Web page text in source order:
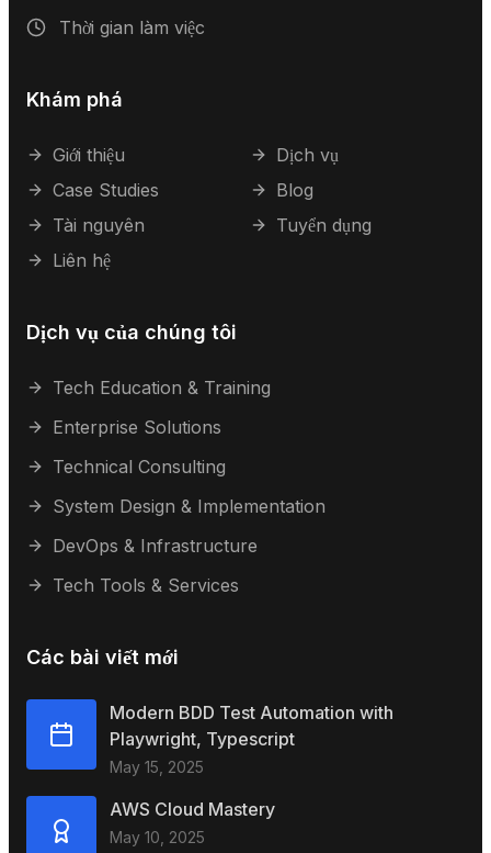
Thời gian làm việc
Khám phá
Giới thiệu
Dịch vụ
Case Studies
Blog
Tài nguyên
Tuyển dụng
Liên hệ
Dịch vụ của chúng tôi
Tech Education & Training
Enterprise Solutions
Technical Consulting
System Design & Implementation
DevOps & Infrastructure
Tech Tools & Services
Các bài viết mới
Modern BDD Test Automation with
Playwright, Typescript
May 15, 2025
AWS Cloud Mastery
May 10, 2025